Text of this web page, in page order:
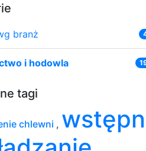
branż
i hodowla
tagi
chlewni ,